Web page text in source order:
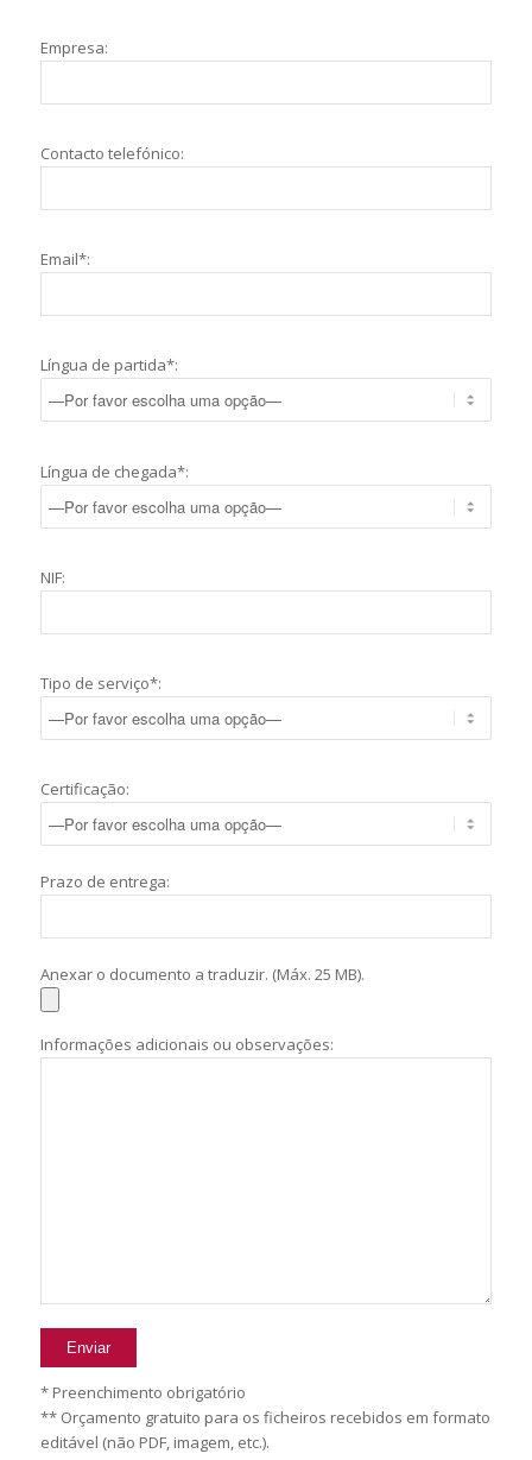
Empresa:
Contacto telefónico:
Email*:
Língua de partida*:
Língua de chegada*:
NIF:
Tipo de serviço*:
Certificação:
Prazo de entrega:
Anexar o documento a traduzir. (Máx. 25 MB).
Informações adicionais ou observações:
* Preenchimento obrigatório
** Orçamento gratuito para os ficheiros recebidos em formato
editável (não PDF, imagem, etc.).